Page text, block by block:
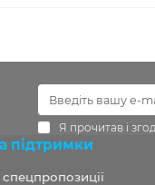
Я прочитав і
підтримки
спецпропозиції